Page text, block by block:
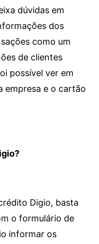
dúvidas em
dos
como um
de clientes
possível ver em
empresa e o cartão
Digio, basta
o formulário de
informar os